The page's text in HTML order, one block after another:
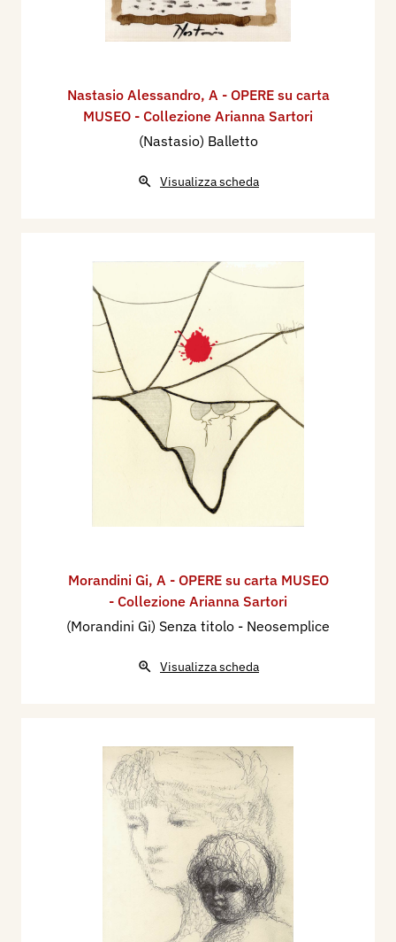
Nastasio Alessandro, A - OPERE su carta
MUSEO - Collezione Arianna Sartori
(Nastasio) Balletto
Visualizza scheda
Morandini Gi, A - OPERE su carta MUSEO
- Collezione Arianna Sartori
(Morandini Gi) Senza titolo - Neosemplice
Visualizza scheda